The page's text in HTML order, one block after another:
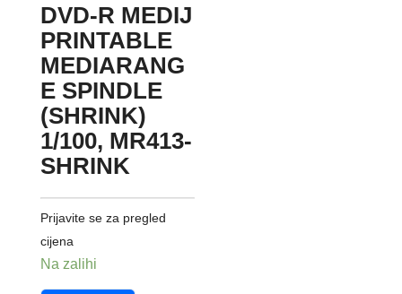
DVD-R MEDIJ
PRINTABLE
MEDIARANG
E SPINDLE
(SHRINK)
1/100, MR413-
SHRINK
Prijavite se za pregled
cijena
Na zalihi